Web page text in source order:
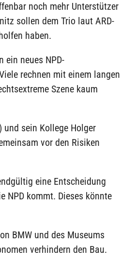
noch mehr Unterstützer
sollen dem Trio laut ARD-
haben.
ein neues NPD-
rechnen mit einem langen
Szene kaum
und sein Kollege Holger
vor den Risiken
eine Entscheidung
NPD kommt. Dieses könnte
BMW und des Museums
verhindern den Bau.